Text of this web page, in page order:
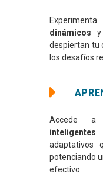
Experimenta
dinámicos y
despiertan tu
los desafíos
Accede
inteligentes
adaptativos
potenciando
efectivo.